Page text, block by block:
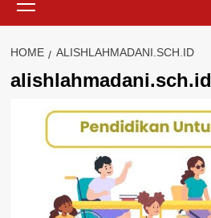
Menu
HOME ALISHLAHMADANI.SCH.ID
alishlahmadani.sch.id